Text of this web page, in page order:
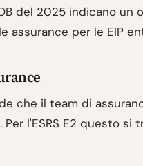
del 2025 indicano un
assurance per le EIP
che il team di
l'ESRS E2 questo si